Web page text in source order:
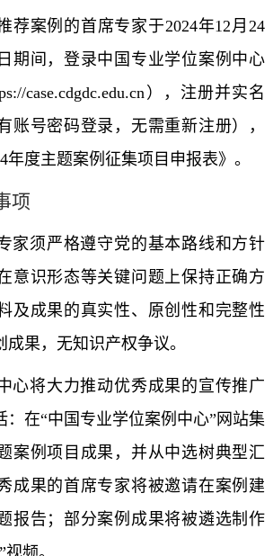
荐案例的首席专家于2024年12月24
期间，登录中国专业学位案例中心
case.cdgdc.edu.cn），注册并实名
账号密码登录，无需重新注册），
年度主题案例征集项目申报表》。
项
家须严格遵守党的基本路线和方针
意识形态等关键问题上保持正确方
及成果的真实性、原创性和完整性
果，无知识产权争议。
心将大力推动优秀成果的宣传推广
：在“中国专业学位案例中心”网站集
案例项目成果，并从中选树典型汇
成果的首席专家将被邀请在案例建
报告；部分案例成果将被遴选制作